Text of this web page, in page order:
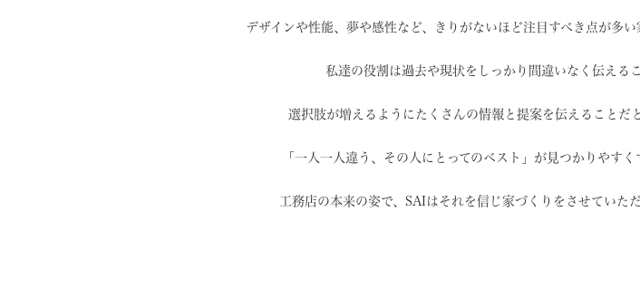
デザインや性能、夢や感性など、 きりがないほど注目すべき点が多い
私達の役割は過去や現状を しっかり間違いなく伝えるこ
選択肢が増えるように たくさんの情報と提案を伝えることだ
「一人一人違う、その人にとってのベスト」 が見つかりやすく
工務店の本来の姿で、 SAIはそれを信じ家づくりをさせていただ